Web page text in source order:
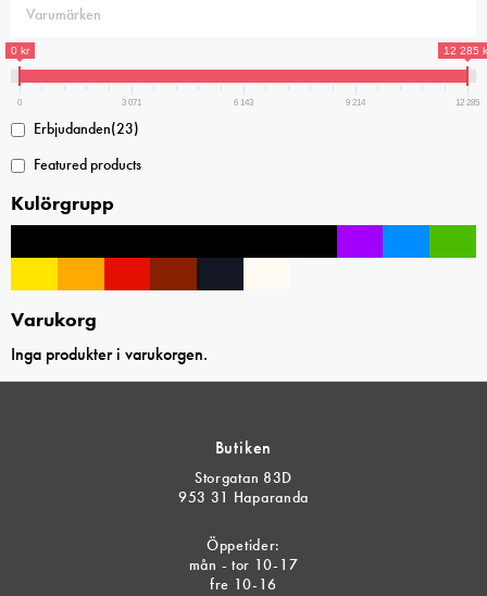
0 kr 12 285
0 3 071 6 143 9 214 12 285
Erbjudanden(23)
Featured products
Kulörgrupp
Varukorg
Inga produkter i varukorgen.
Butiken
Storgatan 83D
953 31 Haparanda
Öppetider:
mån - tor 10-17
fre 10-16